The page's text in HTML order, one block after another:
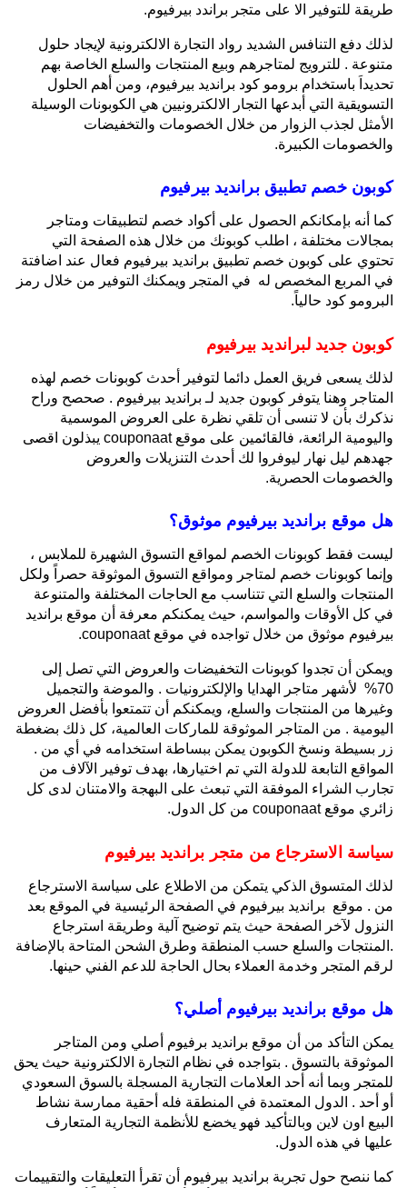
طريقة للتوفير الا على متجر براندد بيرفيوم.
لذلك دفع التنافس الشديد رواد التجارة الالكترونية لإيجاد حلول
متنوعة . للترويج لمتاجرهم وبيع المنتجات والسلع الخاصة بهم
تحديداَ باستخدام برومو كود برانديد بيرفيوم، ومن أهم الحلول
التسويقية التي أبدعها التجار الالكترونيين هي الكوبونات الوسيلة
الأمثل لجذب الزوار من خلال الخصومات والتخفيضات
والخصومات الكبيرة.
كوبون خصم تطبيق برانديد بيرفيوم
كما أنه بإمكانكم الحصول على أكواد خصم لتطبيقات ومتاجر
بمجالات مختلفة ، اطلب كوبونك من خلال هذه الصفحة التي
تحتوي على كوبون خصم تطبيق برانديد بيرفيوم فعال عند اضافتة
في المربع المخصص له في المتجر ويمكنك التوفير من خلال رمز
البرومو كود حالياً.
كوبون جديد لبرانديد بيرفيوم
لذلك يسعى فريق العمل دائما لتوفير أحدث كوبونات خصم لهذه
المتاجر وهنا يتوفر كوبون جديد لـ برانديد بيرفيوم . صحصح وراح
نذكرك بأن لا تنسى أن تلقي نظرة على العروض الموسمية
واليومية الرائعة، فالقائمين على موقع couponaat يبذلون اقصى
جهدهم ليل نهار ليوفروا لك أحدث التنزيلات والعروض
والخصومات الحصرية.
هل موقع برانديد بيرفيوم موثوق؟
ليست فقط كوبونات الخصم لمواقع التسوق الشهيرة للملابس ،
وإنما كوبونات خصم لمتاجر ومواقع التسوق الموثوقة حصراً ولكل
المنتجات والسلع التي تتناسب مع الحاجات المختلفة والمتنوعة
في كل الأوقات والمواسم، حيث يمكنكم معرفة أن موقع برانديد
بيرفيوم موثوق من خلال تواجده في موقع couponaat.
ويمكن أن تجدوا كوبونات التخفيضات والعروض التي تصل إلى
70% لأشهر متاجر الهدايا والإلكترونيات . والموضة والتجميل
وغيرها من المنتجات والسلع، ويمكنكم أن تتمتعوا بأفضل العروض
اليومية . من المتاجر الموثوقة للماركات العالمية، كل ذلك بضغطة
زر بسيطة ونسخ الكوبون يمكن ببساطة استخدامه في أي من .
المواقع التابعة للدولة التي تم اختيارها، بهدف توفير الآلاف من
تجارب الشراء الموفقة التي تبعث على البهجة والامتنان لدى كل
زائري موقع couponaat من كل الدول.
سياسة الاسترجاع من متجر برانديد بيرفيوم
لذلك المتسوق الذكي يتمكن من الاطلاع على سياسة الاسترجاع
من . موقع برانديد بيرفيوم في الصفحة الرئيسية في الموقع بعد
النزول لآخر الصفحة حيث يتم توضيح آلية وطريقة استرجاع
.المنتجات والسلع حسب المنطقة وطرق الشحن المتاحة بالإضافة
لرقم المتجر وخدمة العملاء بحال الحاجة للدعم الفني حينها.
هل موقع برانديد بيرفيوم أصلي؟
يمكن التأكد من أن موقع برانديد برفيوم أصلي ومن المتاجر
الموثوقة بالتسوق . بتواجده في نظام التجارة الالكترونية حيث يحق
للمتجر وبما أنه أحد العلامات التجارية المسجلة بالسوق السعودي
أو أحد . الدول المعتمدة في المنطقة فله أحقية ممارسة نشاط
البيع اون لاين وبالتأكيد فهو يخضع للأنظمة التجارية المتعارف
عليها في هذه الدول.
كما ننصح حول تجربة برانديد بيرفيوم أن تقرأ التعليقات والتقييمات